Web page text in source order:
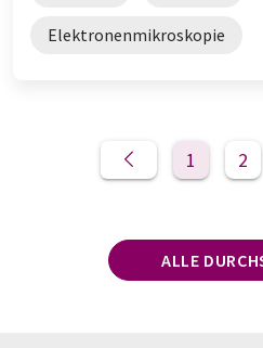
Elektronenmikroskopie
1 2
ALLE